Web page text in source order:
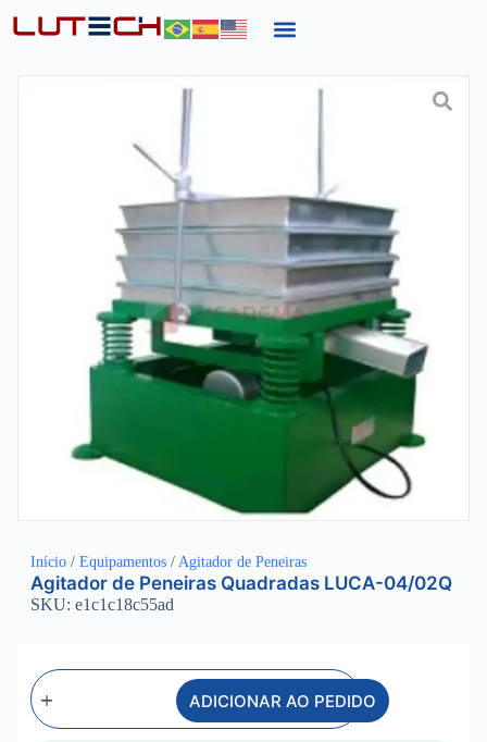
Início / Equipamentos / Agitador de Peneiras
Agitador de Peneiras Quadradas LUCA-04/02Q
SKU: e1c1c18c55ad
ADICIONAR AO PEDIDO